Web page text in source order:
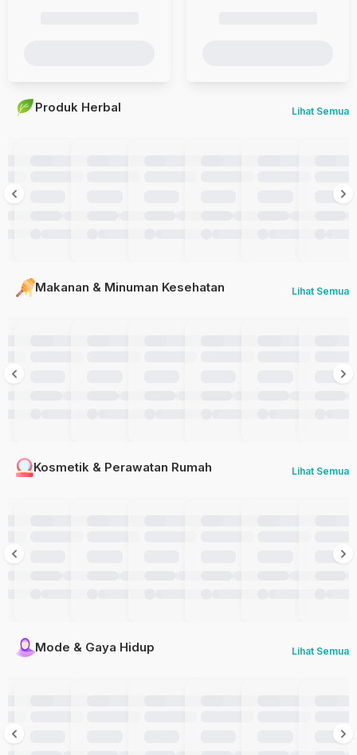
Produk Herbal Lihat Semua
Makanan & Minuman Kesehatan Lihat Semua
Kosmetik & Perawatan Rumah Lihat Semua
Mode & Gaya Hidup Lihat Semua